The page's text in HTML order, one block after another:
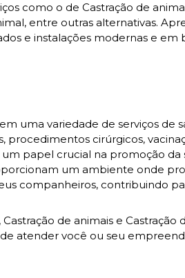
como o de Castração de
entre outras alternativas.
e instalações modernas e
uma variedade de serviços de
procedimentos cirúrgicos,
papel crucial na promoção
um ambiente onde
companheiros, contribuindo
de animais e Castração
atender você ou seu